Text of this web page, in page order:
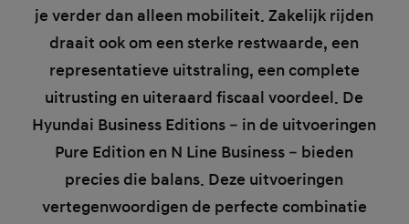
je verder dan alleen mobiliteit. Zakelijk rijden
draait ook om een sterke restwaarde, een
representatieve uitstraling, een complete
uitrusting en uiteraard fiscaal voordeel. De
Hyundai Business Editions – in de uitvoeringen
Pure Edition en N Line Business – bieden
precies die balans. Deze uitvoeringen
vertegenwoordigen de perfecte combinatie